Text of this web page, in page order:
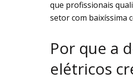
que profissionais
setor com baixíssima
Por que a
elétricos